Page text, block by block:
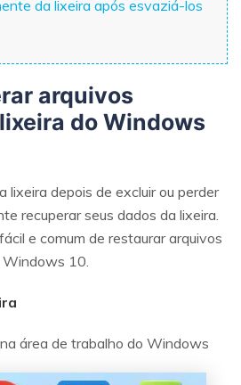
da lixeira após esvaziá-los
arquivos
do Windows
lixeira depois de excluir ou perder
recuperar seus dados da lixeira.
e comum de restaurar arquivos
10.
área de trabalho do Windows